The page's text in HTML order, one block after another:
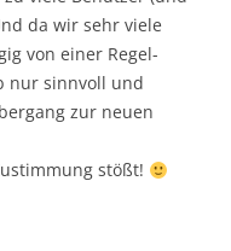
da wir sehr viele
von einer Regel-
nur sinnvoll und
zur neuen
stößt!